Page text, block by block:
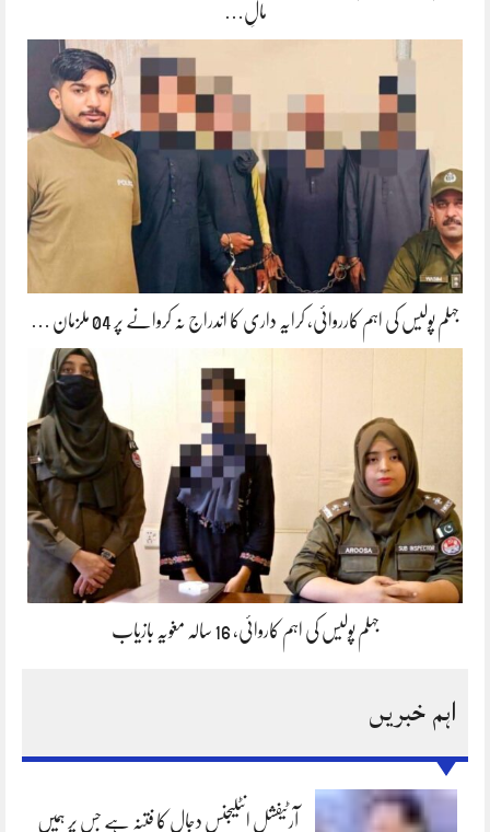
مالِ…
جہلم پولیس کی اہم کارروائی، کرایہ داری کا اندراج نہ کروانے پر 04 ملزمان …
جہلم پولیس کی اہم کاروائی، 16 سالہ مغویہ بازیاب
اہم خبریں
آرٹیفشل انٹلیجنس دجال کا فتنہ ہے جس پر ہمیں